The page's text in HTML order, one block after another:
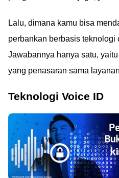
Lalu, dimana kamu bisa
perbankan berbasis teknologi
Jawabannya hanya satu,
yang penasaran sama
Teknologi Voice ID